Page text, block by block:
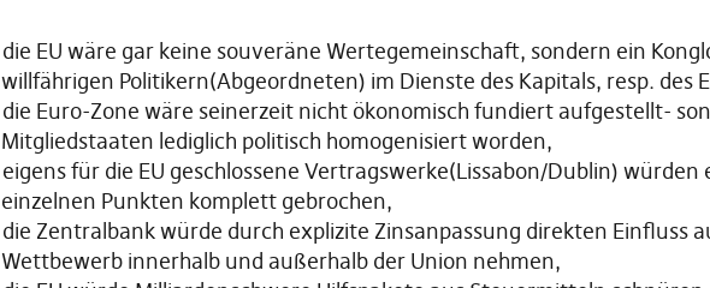
die EU wäre gar keine souveräne Wertegemeinschaft, sondern ein
willfährigen Politikern(Abgeordneten) im Dienste des Kapitals, resp. des
die Euro-Zone wäre seinerzeit nicht ökonomisch fundiert aufgestellt-
Mitgliedstaaten lediglich politisch homogenisiert worden,
eigens für die EU geschlossene Vertragswerke(Lissabon/Dublin)
einzelnen Punkten komplett gebrochen,
die Zentralbank würde durch explizite Zinsanpassung direkten Einfluss
Wettbewerb innerhalb und außerhalb der Union nehmen,